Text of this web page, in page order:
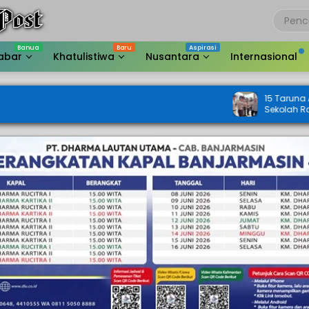
Khatulistiwa Nusantara Internasional
15 Taruna Akpol dan AAL Turun ke
Sekolah Rakyat di Kalsel, Begini
Kapolda